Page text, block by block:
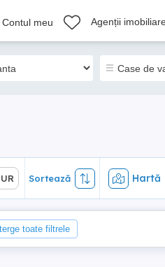
Contul meu Agenții
Sortează Hartă
Sortează Hartă
toate filtrele